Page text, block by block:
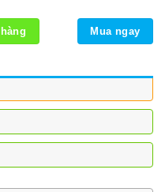
trời số lượng
Mua ngay